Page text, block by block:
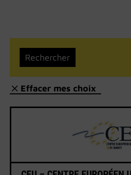
Effacer mes choix